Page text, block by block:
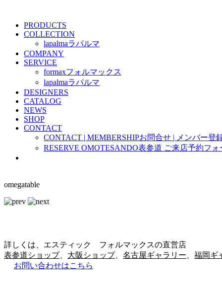
PRODUCTS
COLLECTION
lapalmaラパルマ
COMPANY
SERVICE
formaxフォルマックス
lapalmaラパルマ
DESIGNERS
CATALOG
NEWS
SHOP
CONTACT
CONTACT | MEMBERSHIPお問合せ | メンバー登
RESERVE OMOTESANDO表参道 ご来店予約フォ
omegatable
詳しくは、エスティック フォルマックスの直営店
表参道ショップ、 大阪ショップ、 名古屋ギャラリー
福岡ギ
お問い合わせはこちら